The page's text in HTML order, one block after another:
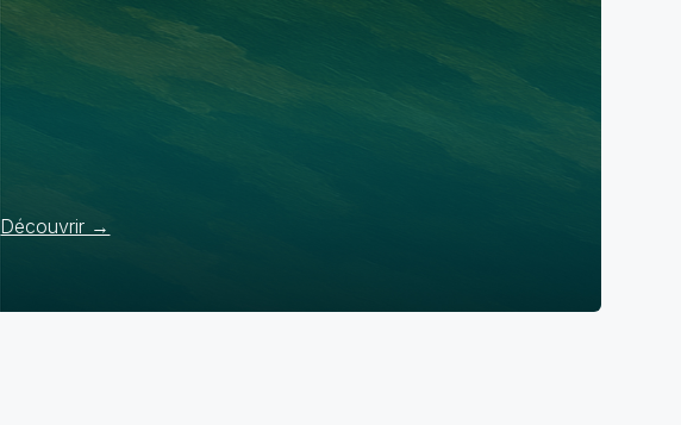
Découvrir →